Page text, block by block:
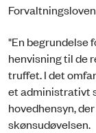
"En begrundelse
henvisning til de
truffet. I det
et administrativt
hovedhensyn,
skønsudøvelsen.